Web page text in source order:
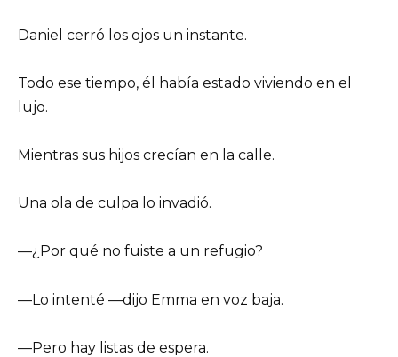
Daniel cerró los ojos un instante.
Todo ese tiempo, él había estado viviendo en el
lujo.
Mientras sus hijos crecían en la calle.
Una ola de culpa lo invadió.
—¿Por qué no fuiste a un refugio?
—Lo intenté —dijo Emma en voz baja.
—Pero hay listas de espera.